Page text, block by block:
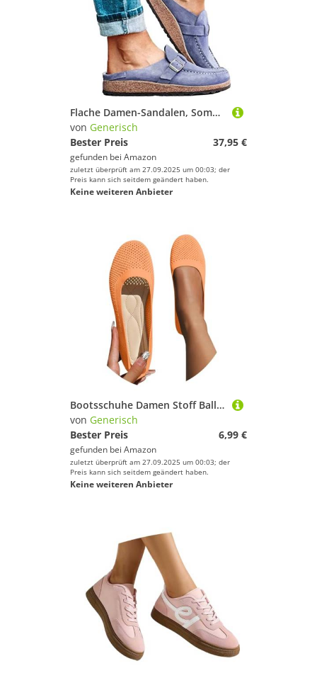
Flache Damen-Sandalen, Sommer, Clogs, Wildleder, flache Hausschuhe, runde Zehenpartie, rückenfrei, Slipper, bequem, geschlossene Zehen, modische Bootsschuhe
von Generisch
Bester Preis
37,95 €
gefunden bei Amazon
zuletzt überprüft am 27.09.2025 um 00:03; der
Preis kann sich seitdem geändert haben.
Keine weiteren Anbieter
Bootsschuhe Damen Stoff Ballerinas - Womens Frauen Sneaker Rutschfest Elegant Barfußschuhe Sportlich Sommerschuhe Sportschuhe Runde Zehe Flat Sommerschuhe Stricken Tanzschuhe Flach Ballerinas
von Generisch
Bester Preis
6,99 €
gefunden bei Amazon
zuletzt überprüft am 27.09.2025 um 00:03; der
Preis kann sich seitdem geändert haben.
Keine weiteren Anbieter